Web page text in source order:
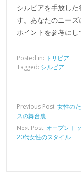
シルビアを手放し
す。あなたのニー
ポイントを参考にし
Posted in: トリビア
Tagged: シルビア
Previous Post:女性の
スの舞台裏
Next Post: オープント
20代女性のスタイル